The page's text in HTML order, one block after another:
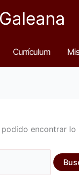
Currículum
encontrar